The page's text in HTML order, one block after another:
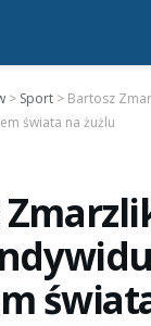
> Sport > Bartosz
świata na żużlu